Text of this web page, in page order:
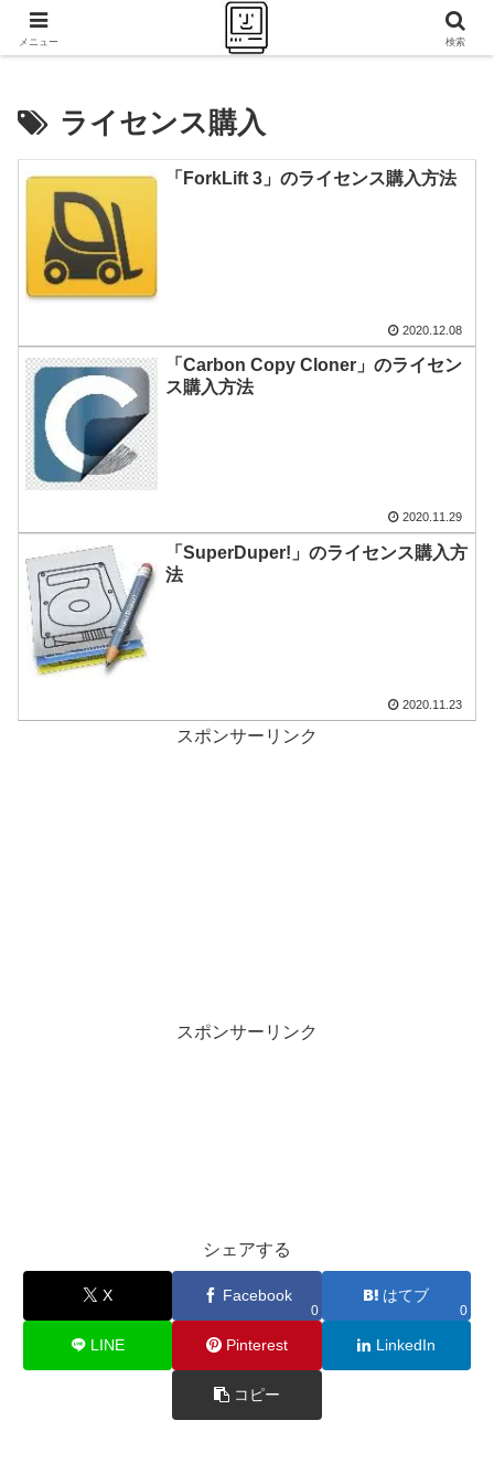
千里の道も一歩から
ライセンス購入
「ForkLift 3」のライセンス購入方法
2020.12.08
「Carbon Copy Cloner」のライセン
ス購入方法
2020.11.29
「SuperDuper!」のライセンス購入方
法
2020.11.23
スポンサーリンク
スポンサーリンク
シェアする
X Facebook
0
はてブ
0
LINE Pinterest LinkedIn
コピー
メニュー 検索